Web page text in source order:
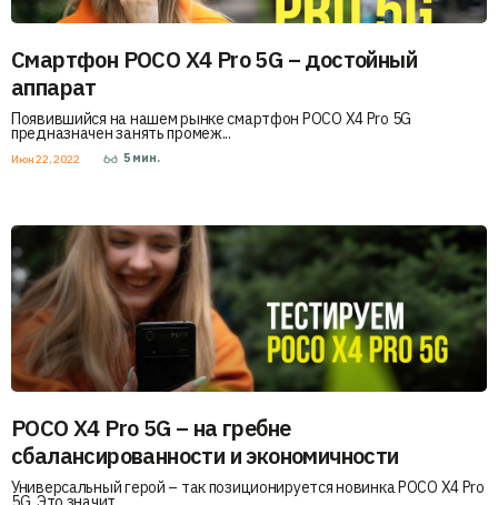
Смартфон POCO X4 Pro 5G – достойный
аппарат
Появившийся на нашем рынке смартфон POCO X4 Pro 5G
предназначен занять промеж...
Июн 22, 2022 5 мин.
POCO X4 Pro 5G – на гребне
сбалансированности и экономичности
Универсальный герой – так позиционируется новинка POCO X4 Pro